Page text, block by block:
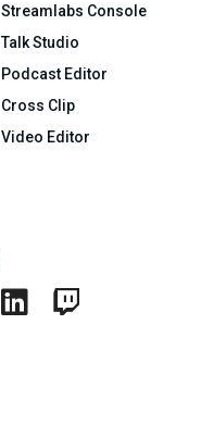
Streamlabs Console
Talk Studio
Podcast Editor
Cross Clip
Video Editor